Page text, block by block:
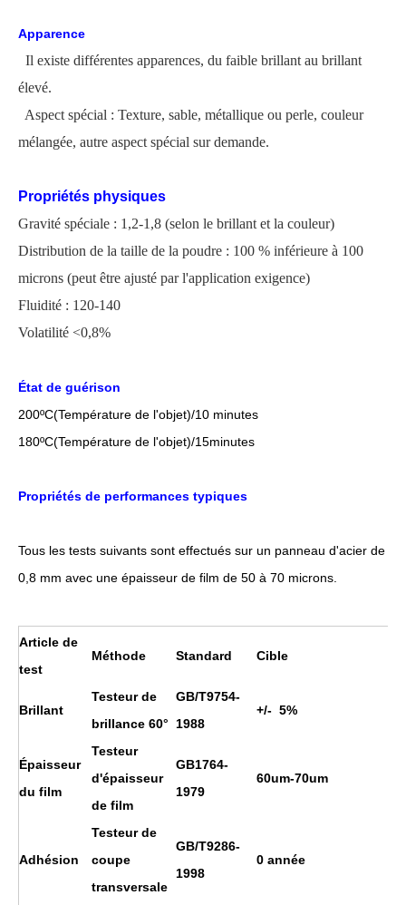
Apparence
Il existe différentes apparences, du faible brillant au brillant
élevé.
Aspect spécial : Texture, sable, métallique ou perle, couleur
mélangée, autre aspect spécial sur demande.
Propriétés physiques
Gravité spéciale : 1,2-1,8 (selon le brillant et la couleur)
Distribution de la taille de la poudre : 100 % inférieure à 100
microns (peut être ajusté par l'application exigence)
Fluidité : 120-140
Volatilité <0,8%
État de guérison
200ºC(Température de l'objet)/10 minutes
180ºC(Température de l'objet)/15minutes
Propriétés de performances typiques
Tous les tests suivants sont effectués sur un panneau d'acier de
0,8 mm avec une épaisseur de film de 50 à 70 microns.
Article de
test
Méthode Standard Cible
Brillant
Testeur de
brillance 60°
GB/T9754-
1988
+/- 5%
Épaisseur
du film
Testeur
d'épaisseur
de film
GB1764-
1979
60um-70um
Adhésion
Testeur de
coupe
transversale
GB/T9286-
1998
0 année